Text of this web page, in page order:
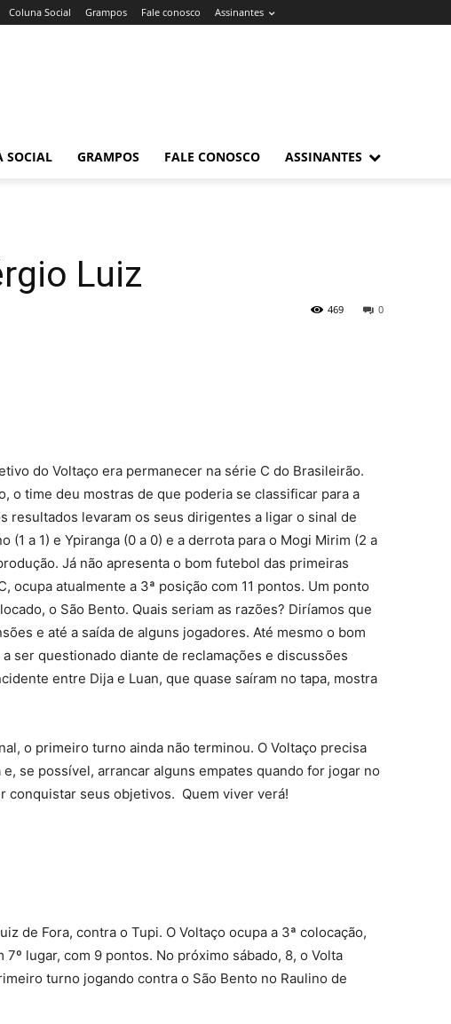
Coluna Social Grampos Fale conosco Assinantes
SOCIAL GRAMPOS FALE CONOSCO ASSINANTES
Luiz
0
469
do Voltaço era permanecer na série C do Brasileirão.
o time deu mostras de que poderia se classificar para a
resultados levaram os seus dirigentes a ligar o sinal de
(1 a 1) e Ypiranga (0 a 0) e a derrota para o Mogi Mirim (2 a
Já não apresenta o bom futebol das primeiras
ocupa atualmente a 3ª posição com 11 pontos. Um ponto
o São Bento. Quais seriam as razões? Diríamos que
e até a saída de alguns jogadores. Até mesmo o bom
ser questionado diante de reclamações e discussões
entre Dija e Luan, que quase saíram no tapa, mostra
o primeiro turno ainda não terminou. O Voltaço precisa
se possível, arrancar alguns empates quando for jogar no
conquistar seus objetivos. Quem viver verá!
de Fora, contra o Tupi. O Voltaço ocupa a 3ª colocação,
lugar, com 9 pontos. No próximo sábado, 8, o Volta
turno jogando contra o São Bento no Raulino de